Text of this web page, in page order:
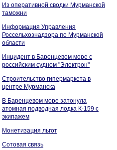
Из оперативной сводки Мурманской
таможни
Информация Управления
Россельхознадзора по Мурманской
области
Инцидент в Баренцевом море с
российским судном "Электрон"
Строительство гипермаркета в
центре Мурманска
В Баренцевом море затонула
атомная подводная лодка К-159 с
экипажем
Монетизация льгот
Сотовая связь